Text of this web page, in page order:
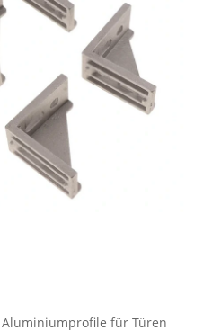
Aluminiumprofile für Türen